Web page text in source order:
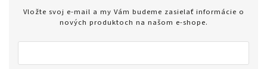
Vložte svoj e-mail a my Vám budeme zasielať informácie o
nových produktoch na našom e-shope.